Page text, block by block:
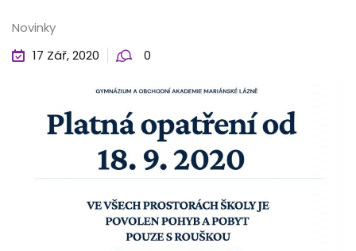
Novinky
17 Zář, 2020
0